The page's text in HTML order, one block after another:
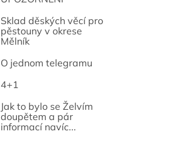
Sklad děských věcí pro
pěstouny v okrese
Mělník
O jednom telegramu
4+1
Jak to bylo se Želvím
doupětem a pár
informací navíc...